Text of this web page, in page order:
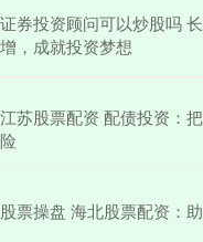
证券投资顾问可以炒股吗
增，成就投资梦想
江苏股票配资 配债投资：
险
股票操盘 海北股票配资：